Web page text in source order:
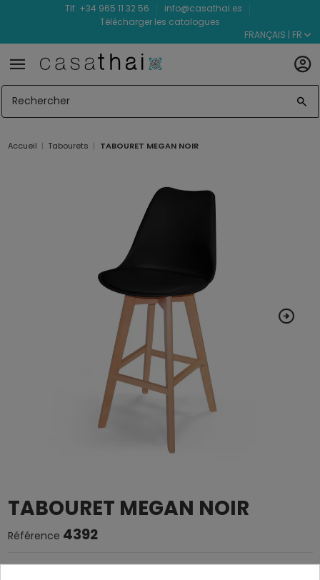
Tlf. +34 965 11 32 56
info@casathai.es
Télécharger les catalogues
FRANÇAIS | FR
Accueil Tabourets TABOURET MEGAN NOIR
TABOURET MEGAN NOIR
Référence 4392
Tabouret en polypropylène noir.